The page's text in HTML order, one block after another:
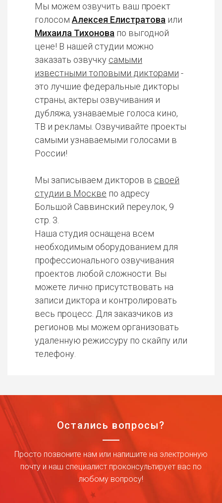
Мы можем озвучить ваш проект
голосом Алексея Елистратова или
Михаила Тихонова по выгодной
цене! В нашей студии можно
заказать озвучку самыми
известными топовыми дикторами -
это лучшие федеральные дикторы
страны, актеры озвучивания и
дубляжа, узнаваемые голоса кино,
ТВ и рекламы. Озвучивайте проекты
самыми узнаваемыми голосами в
России!
Мы записываем дикторов в своей
студии в Москве по адресу
Большой Саввинский переулок, 9
стр. 3.
Наша студия оснащена всем
необходимым оборудованием для
профессионального озвучивания
проектов любой сложности. Вы
можете лично присутствовать на
записи диктора и контролировать
весь процесс. Для заказчиков из
регионов мы можем организовать
удаленную режиссуру по скайпу или
телефону.
Остались вопросы?
Просто позвоните нам или напишите на электронную
почту и наш специалист проконсультирует вас по
любому вопросу!